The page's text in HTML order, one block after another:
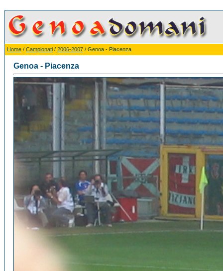
Home / Campionati / 2006-2007 / Genoa - Piacenza
Genoa - Piacenza